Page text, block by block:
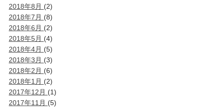
2018年8月 (2)
2018年7月 (8)
2018年6月 (2)
2018年5月 (4)
2018年4月 (5)
2018年3月 (3)
2018年2月 (6)
2018年1月 (2)
2017年12月 (1)
2017年11月 (5)